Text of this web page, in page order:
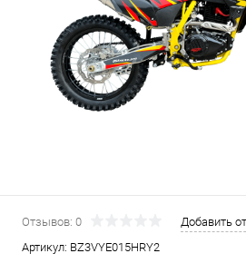
Отзывов: 0
Добавить
Артикул: BZ3VYE015HRY2